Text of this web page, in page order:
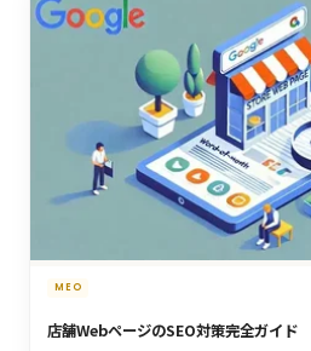
MEO
店舗WebページのSEO対策完全ガイド